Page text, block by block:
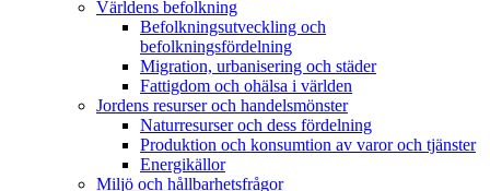
Världens befolkning
Befolkningsutveckling och
befolkningsfördelning
Migration, urbanisering och städer
Fattigdom och ohälsa i världen
Jordens resurser och handelsmönster
Naturresurser och dess fördelning
Produktion och konsumtion av varor och tjänster
Energikällor
Miljö och hållbarhetsfrågor